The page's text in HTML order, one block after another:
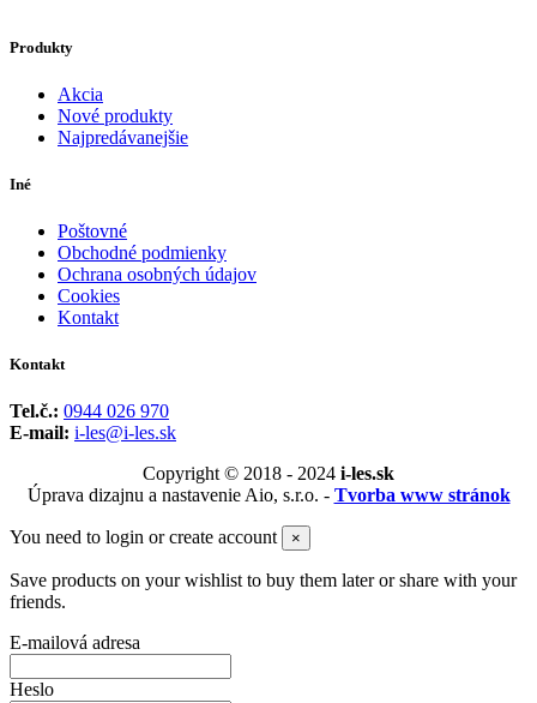
Produkty
Akcia
Nové produkty
Najpredávanejšie
Iné
Poštovné
Obchodné podmienky
Ochrana osobných údajov
Cookies
Kontakt
Kontakt
Tel.č.: 0944 026 970
E-mail: i-les@i-les.sk
Copyright © 2018 - 2024 i-les.sk
Úprava dizajnu a nastavenie Aio, s.r.o. - Tvorba www stránok
You need to login or create account ×
Save products on your wishlist to buy them later or share with your
friends.
E-mailová adresa
Heslo